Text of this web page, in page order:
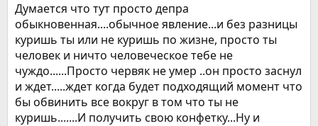
Думается что тут просто депра
обыкновенная....обычное явление...и без разницы
куришь ты или не куришь по жизне, просто ты
человек и ничто человеческое тебе не
чуждо......Просто червяк не умер ..он просто заснул
и ждет.....ждет когда будет подходящий момент что
бы обвинить все вокруг в том что ты не
куришь.......И получить свою конфетку...Ну и